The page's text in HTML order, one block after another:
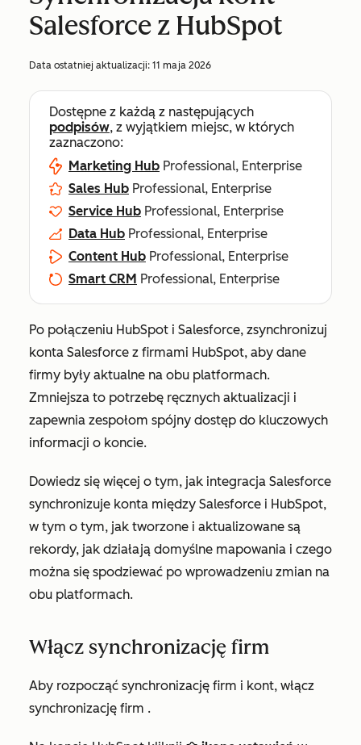
Salesforce z HubSpot
Data ostatniej aktualizacji: 11 maja 2026
Dostępne z każdą z następujących
podpisów, z wyjątkiem miejsc, w których
zaznaczono:
Marketing Hub Professional, Enterprise
Sales Hub Professional, Enterprise
Service Hub Professional, Enterprise
Data Hub Professional, Enterprise
Content Hub Professional, Enterprise
Smart CRM Professional, Enterprise
Po połączeniu HubSpot i Salesforce, zsynchronizuj
konta Salesforce z firmami HubSpot, aby dane
firmy były aktualne na obu platformach.
Zmniejsza to potrzebę ręcznych aktualizacji i
zapewnia zespołom spójny dostęp do kluczowych
informacji o koncie.
Dowiedz się więcej o tym, jak integracja Salesforce
synchronizuje konta między Salesforce i HubSpot,
w tym o tym, jak tworzone i aktualizowane są
rekordy, jak działają domyślne mapowania i czego
można się spodziewać po wprowadzeniu zmian na
obu platformach.
Włącz synchronizację firm
Aby rozpocząć synchronizację firm i kont, włącz
synchronizację firm .